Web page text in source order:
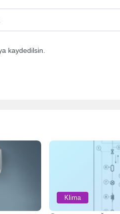
kaydedilsin.
Klima